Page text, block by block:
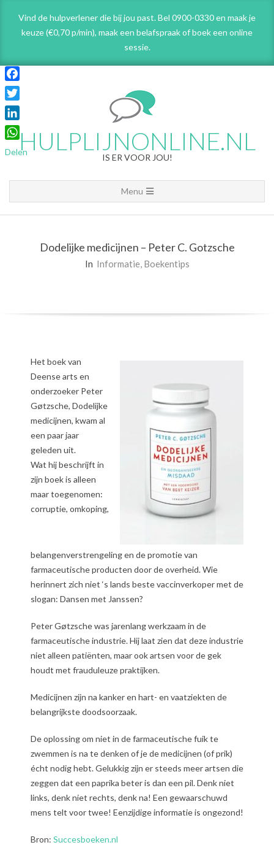
content
Vind de hulpverlener die bij jou past. Bel 0900-0330 en maak je
keuze (€0,70 p/min), maak een belafspraakof boek een online
sessie.
HULPLIJNONLINE.NL
IS ER VOOR JOU!
Navigation
Menu
Menu
Dodelijke medicijnen – Peter C. Gotzsche
In Informatie, Boekentips
Het boek van
Deense arts en
onderzoeker Peter
Gøtzsche, Dodelijke
medicijnen, kwam al
een paar jaar
geleden uit.
Wat hij beschrijft in
zijn boek is alleen
maar toegenomen:
corruptie, omkoping,
belangenverstrengeling en de promotie van
farmaceutische producten door de overheid. Wie
herinnert zich niet ‘s lands beste vaccinverkoper met de
slogan: Dansen met Janssen?
Peter Gøtzsche was jarenlang werkzaam in de
farmaceutische industrie. Hij laat zien dat deze industrie
niet alleen patiënten, maar ook artsen voor de gek
houdt met frauduleuze praktijken.
Medicijnen zijn na kanker en hart- en vaatziekten de
belangrijkste doodsoorzaak.
De oplossing om niet in de farmaceutische fuik te
zwemmen is na te denken of je de medicijnen (of prik)
écht nodig hebt. Gelukkig zijn er steeds meer artsen die
zeggen dat een paprika beter is dan een pil.Denk niet
links, denk niet rechts, denk na! Een gewaarschuwd
mens telt voor twee! Eenzijdige informatie is ongezond!
Bron: Succesboeken.nl
Facebook
Twitter
LinkedIn
WhatsApp
Delen